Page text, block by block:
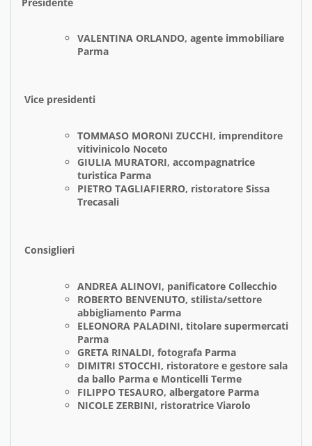
VALENTINA ORLANDO, agente immobiliare
Parma
Vice presidenti
TOMMASO MORONI ZUCCHI, imprenditore
vitivinicolo Noceto
GIULIA MURATORI, accompagnatrice
turistica Parma
PIETRO TAGLIAFIERRO, ristoratore Sissa
Trecasali
Consiglieri
ANDREA ALINOVI, panificatore Collecchio
ROBERTO BENVENUTO, stilista/settore
abbigliamento Parma
ELEONORA PALADINI, titolare supermercati
Parma
GRETA RINALDI, fotografa Parma
DIMITRI STOCCHI, ristoratore e gestore sala
da ballo Parma e Monticelli Terme
FILIPPO TESAURO, albergatore Parma
NICOLE ZERBINI, ristoratrice Viarolo